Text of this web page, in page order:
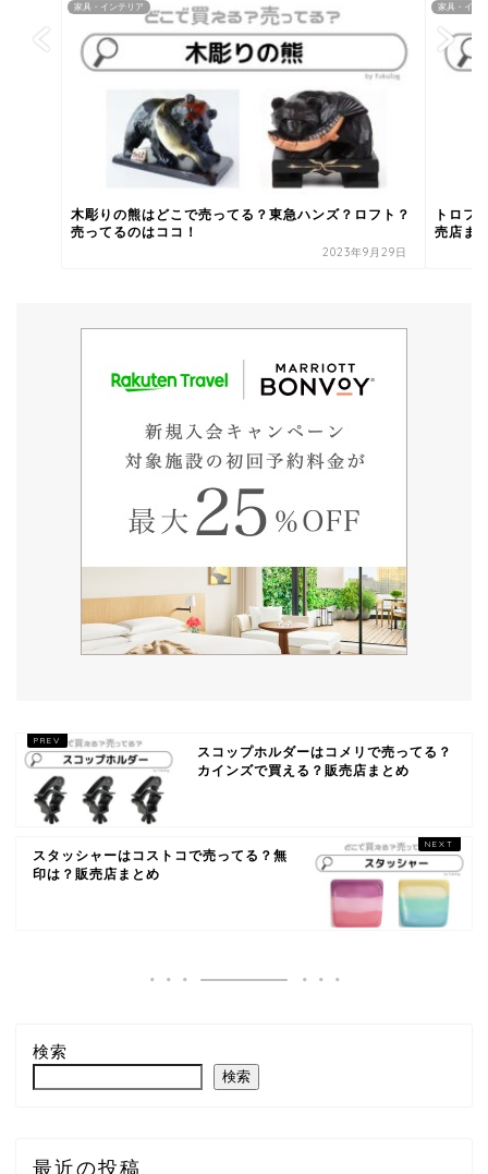
家具・インテリア
木彫りの熊はどこで売ってる？東急ハンズ？ロフト？
売ってるのはココ！
2023年9月29日
家具・イン
トロフ
売店ま
スコップホルダーはコメリで売ってる？
カインズで買える？販売店まとめ
スタッシャーはコストコで売ってる？無
印は？販売店まとめ
検索
検索
最近の投稿